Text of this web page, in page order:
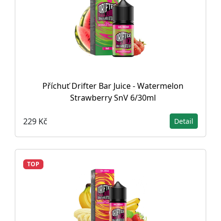
Příchuť Drifter Bar Juice - Watermelon
Strawberry SnV 6/30ml
229 Kč Detail
TOP